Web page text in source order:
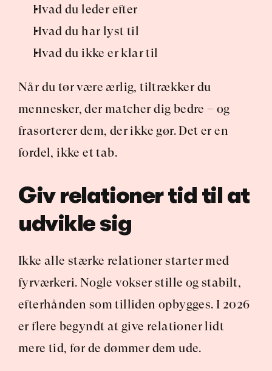
Hvad du leder efter
Hvad du har lyst til
Hvad du ikke er klar til
Når du tør være ærlig, tiltrækker du
mennesker, der matcher dig bedre – og
frasorterer dem, der ikke gør. Det er en
fordel, ikke et tab.
Giv relationer tid til at
udvikle sig
Ikke alle stærke relationer starter med
fyrværkeri. Nogle vokser stille og stabilt,
efterhånden som tilliden opbygges. I 2026
er flere begyndt at give relationer lidt
mere tid, før de dømmer dem ude.